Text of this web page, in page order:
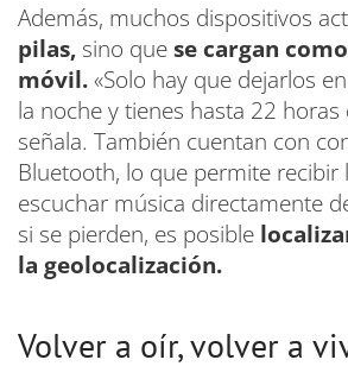
Además, muchos dispositivos
pilas, sino quese cargan
móvil.«Solo hay que dejarlos
la noche y tienes hasta 22 horas
señala. También cuentan con
Bluetooth, lo que permite recibir
escuchar música directamente
si se pierden, es posible
la geolocalización.
Volver a oír, volver a